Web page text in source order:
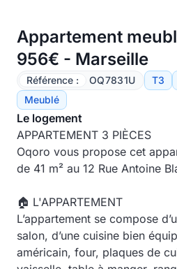
Appartement
956€ - Marseille
Référence : OQ7831U T3
Meublé
Le logement
APPARTEMENT 3 PIÈCES
Oqoro vous propose cet
de 41 m² au 12 Rue Antoine
🏠 L'APPARTEMENT
L’appartement se compose
salon, d’une cuisine bien
américain, four, plaques de